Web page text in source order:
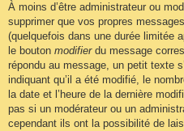
À moins d’être administrateur ou
supprimer que vos propres
(quelquefois dans une durée limitée
le bouton modifierdu message
répondu au message, un petit texte
indiquant qu’il a été modifié, le
la date et l’heure de la dernière
pas si un modérateur ou un
cependant ils ont la possibilité de